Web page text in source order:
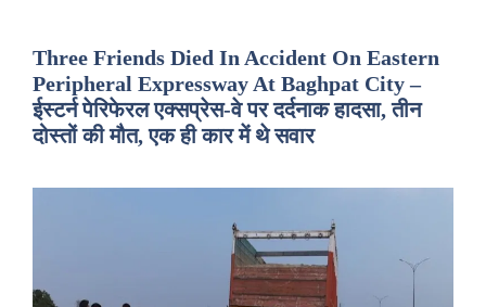
Three Friends Died In Accident On Eastern
Peripheral Expressway At Baghpat City –
ईस्टर्न पेरिफेरल एक्सप्रेस-वे पर दर्दनाक हादसा, तीन
दोस्तों की मौत, एक ही कार में थे सवार